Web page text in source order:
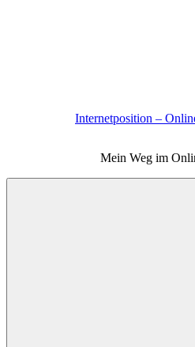
Internetposition –
Mein Weg im